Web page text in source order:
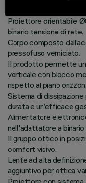
Proiettore orientabile
binario tensione di rete.
Corpo composto
pressofuso verniciato.
Il prodotto permette
verticale con blocco
rispetto al piano
Sistema di dissipazione
durata e un’efficace
Alimentatore
nell'adattatore a
Il gruppo ottico in
comfort visivo.
Lente ad alta
aggiuntivo per ottica
Proiettore con